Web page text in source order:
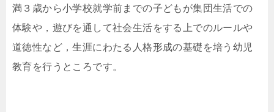
満３歳から小学校就学前までの子どもが集団生活での
体験や，遊びを通して社会生活をする上でのルールや
道徳性など，生涯にわたる人格形成の基礎を培う幼児
教育を行うところです。